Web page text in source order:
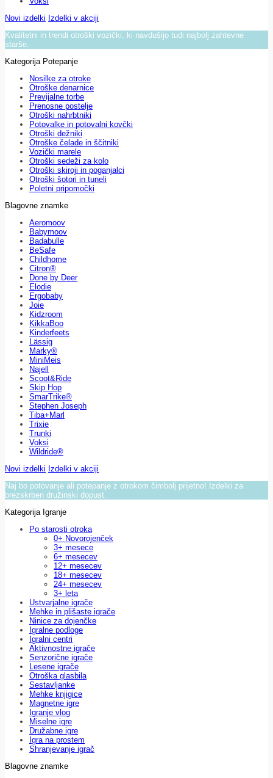
Novi izdelki Izdelki v akciji
Kvalitetni in trendi otroški vozički, ki navdušijo tudi najbolj zahtevne
starše.
Kategorija Potepanje
Nosilke za otroke
Otroške denarnice
Previjalne torbe
Prenosne postelje
Otroški nahrbtniki
Potovalke in potovalni kovčki
Otroški dežniki
Otroške čelade in ščitniki
Vozički marele
Otroški sedeži za kolo
Otroški skiroji in poganjalci
Otroški šotori in tuneli
Poletni pripomočki
Blagovne znamke
Aeromoov
Babymoov
Badabulle
BeSafe
Childhome
Citron®
Done by Deer
Elodie
Ergobaby
Joie
Kidzroom
KikkaBoo
Kinderfeets
Lässig
Marky®
MiniMeis
Najell
Scoot&Ride
Skip Hop
SmarTrike®
Stephen Joseph
Tiba+Marl
Trixie
Trunki
Voksi
Wildride®
Novi izdelki Izdelki v akciji
Naj bo potovanje ali potepanje z otrokom čimbolj prijetno! Izdelki za
brezskrben družinski dopust.
Kategorija Igranje
Po starosti otroka
0+ Novorojenček
3+ mesece
6+ mesecev
12+ mesecev
18+ mesecev
24+ mesecev
3+ leta
Ustvarjalne igrače
Mehke in plišaste igrače
Ninice za dojenčke
Igralne podloge
Igralni centri
Aktivnostne igrače
Senzorične igrače
Lesene igrače
Otroška glasbila
Sestavljanke
Mehke knjigice
Magnetne igre
Igranje vlog
Miselne igre
Družabne igre
Igra na prostem
Shranjevanje igrač
Blagovne znamke